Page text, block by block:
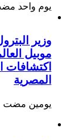
‏يوم واحد
وزير
موبيل
اكتشافات
المصرية
‏يومين مضت